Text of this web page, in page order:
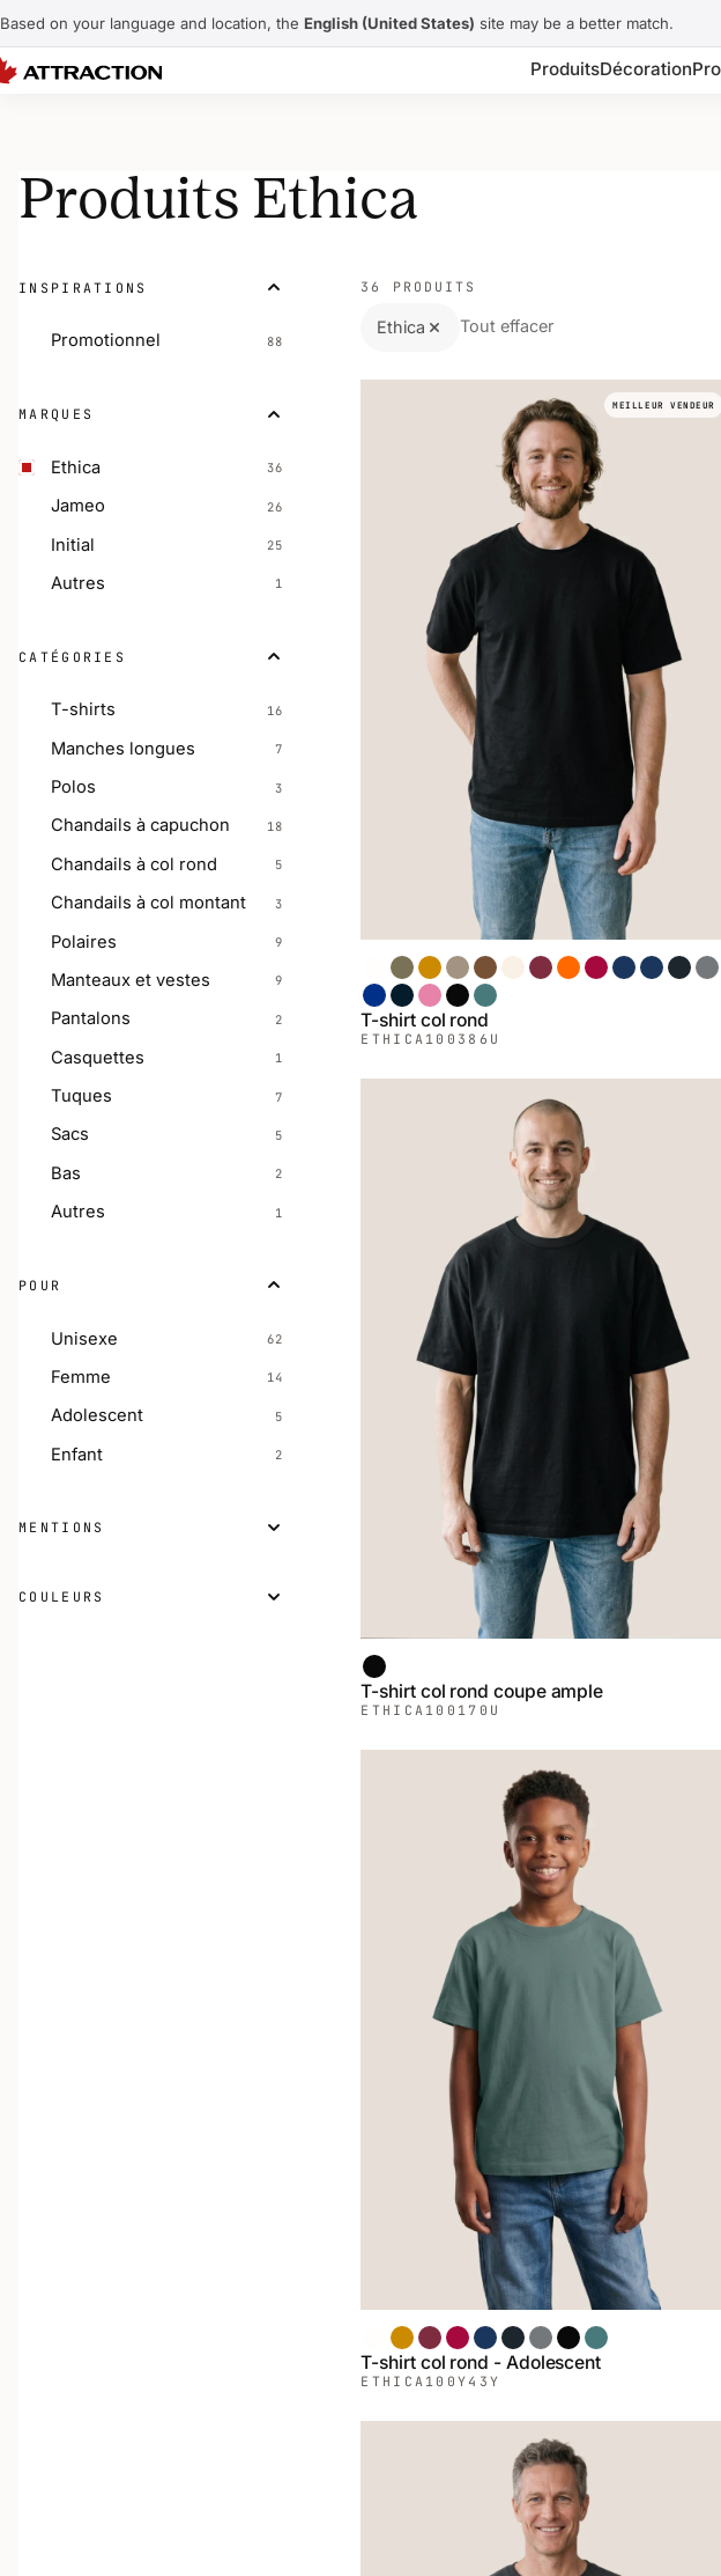
Based on your language and location, the English (United States) site may be a better match.
ProduitsDécoration
Produits Ethica
INSPIRATIONS
Promotionnel 88
MARQUES
Ethica 36
Jameo 26
Initial 25
Autres 1
CATÉGORIES
T-shirts 16
Manches longues 7
Polos 3
Chandails à capuchon 18
Chandails à col rond 5
Chandails à col montant 3
Polaires 9
Manteaux et vestes 9
Pantalons 2
Casquettes 1
Tuques 7
Sacs 5
Bas 2
Autres 1
POUR
Unisexe 62
Femme 14
Adolescent 5
Enfant 2
MENTIONS
COULEURS
36 PRODUITS
Ethica Tout effacer
MEILLEUR VENDEUR
BlancChiné Armée
Moutarde
Sable
CaféSans Teinture
Bordeaux
Orange
RougeDenimChinéChiné
RoyalMarin
RoseNoirÉpinette
T-shirt col rond
ETHICA 100386U
Noir
T-shirt col rond coupe ample
ETHICA 100170U
BlancMoutarde
Bordeaux
RougeDenimChiné Noir
Chiné Gris
NoirÉpinette
T-shirt col rond - Adolescent
ETHICA 100Y43Y